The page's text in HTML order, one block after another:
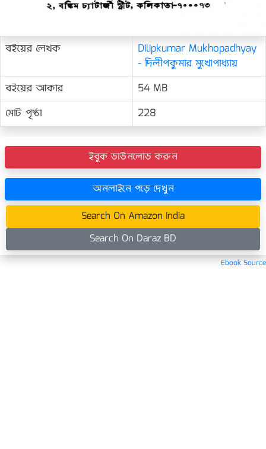
বইয়ের লেখক
Dilipkumar Mukhopadhyay
- দিলীপকুমার মুখোপাধ্যায়
বইয়ের আকার
54 MB
মোট পৃষ্ঠা
228
ইবুক ডাউনলোড করুন
অনলাইনে পড়ে দেখুন
Search On Amazon India
Search On Daraz BD
Ebook Source